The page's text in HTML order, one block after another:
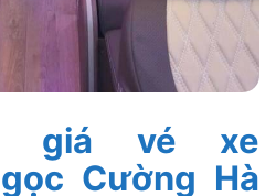
giá vé xe
Cường Hà